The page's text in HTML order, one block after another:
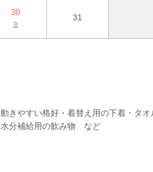
30
○
31
動きやすい格好・着替え用の下着・タオ
水分補給用の飲み物 など